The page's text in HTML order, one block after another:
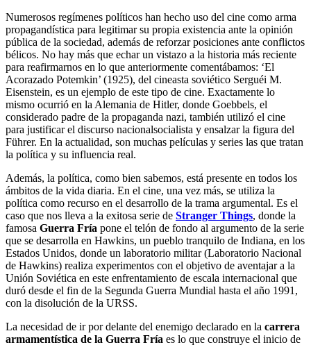
Numerosos regímenes políticos han hecho uso del cine como arma
propagandística para legitimar su propia existencia ante la opinión
pública de la sociedad, además de reforzar posiciones ante conflictos
bélicos. No hay más que echar un vistazo a la historia más reciente
para reafirmarnos en lo que anteriormente comentábamos: ‘El
Acorazado Potemkin’ (1925), del cineasta soviético Serguéi M.
Eisenstein, es un ejemplo de este tipo de cine. Exactamente lo
mismo ocurrió en la Alemania de Hitler, donde Goebbels, el
considerado padre de la propaganda nazi, también utilizó el cine
para justificar el discurso nacionalsocialista y ensalzar la figura del
Führer. En la actualidad, son muchas películas y series las que tratan
la política y su influencia real.
Además, la política, como bien sabemos, está presente en todos los
ámbitos de la vida diaria. En el cine, una vez más, se utiliza la
política como recurso en el desarrollo de la trama argumental. Es el
caso que nos lleva a la exitosa serie de Stranger Things, donde la
famosa Guerra Fría pone el telón de fondo al argumento de la serie
que se desarrolla en Hawkins, un pueblo tranquilo de Indiana, en los
Estados Unidos, donde un laboratorio militar (Laboratorio Nacional
de Hawkins) realiza experimentos con el objetivo de aventajar a la
Unión Soviética en este enfrentamiento de escala internacional que
duró desde el fin de la Segunda Guerra Mundial hasta el año 1991,
con la disolución de la URSS.
La necesidad de ir por delante del enemigo declarado en la carrera
armamentística de la Guerra Fría es lo que construye el inicio de